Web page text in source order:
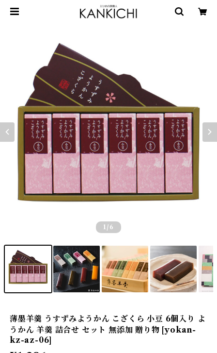
1 /6
薄墨羊羹 うすずみようかん こざくら 小豆 6個入り よ
うかん 羊羹 詰合せ セット 無添加 贈り物 [yokan-
kz-az-06]